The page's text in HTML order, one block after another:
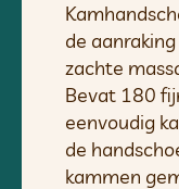
de
zachte
Bevat 180
eenvoudig
de
kammen